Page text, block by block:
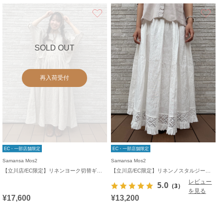
SOLD OUT
再入荷受付
お気に入り
EC・一部店舗限定
Samansa Mos2
¥17,600
EC・一部店舗限定
Samansa Mos2
5.0 （3）
レビュー
を見る
¥13,200